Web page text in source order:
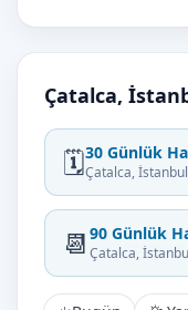
Çatalca,
🗓️30 Günlük
Çatalca, İstanbul
📆 90 Günlük
Çatalca,